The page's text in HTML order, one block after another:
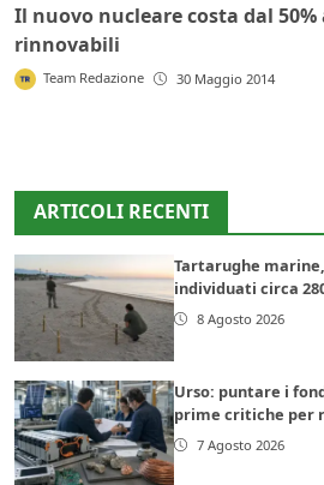
Il nuovo nucleare costa dal 50%
rinnovabili
Team Redazione 30 Maggio 2014
ARTICOLI RECENTI
Tartarughe
individuati circa
8 Agosto 2026
Urso: puntare i
prime critiche per
7 Agosto 2026